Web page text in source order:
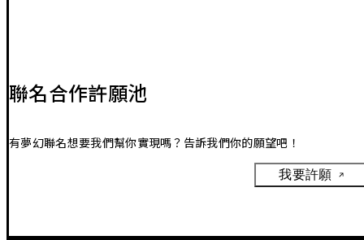
聯名合作許願池
有夢幻聯名想要我們幫你實現嗎？告訴我們你的願望吧！
我要許願